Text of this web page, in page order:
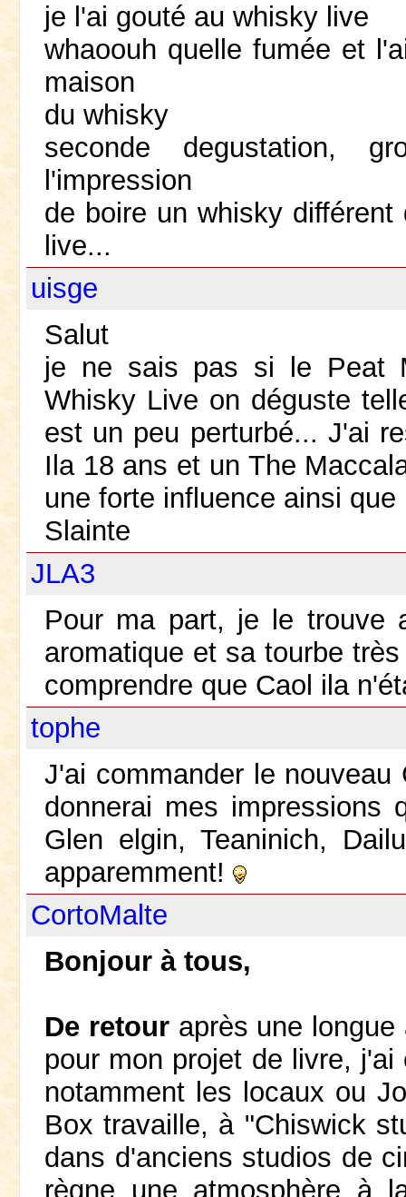
je l'ai gouté au whisky live
whaoouh quelle fumée et
maison
du whisky
seconde degustation,
l'impression
de boire un whisky
live...
uisge
Salut
je ne sais pas si le Peat
Whisky Live on déguste
est un peu perturbé... J'ai
Ila 18 ans et un The
une forte influence ainsi
Slainte
JLA3
Pour ma part, je le trouve
aromatique et sa tourbe
comprendre que Caol ila
tophe
J'ai commander le
donnerai mes impressions
Glen elgin, Teaninich,
apparemment!
CortoMalte
Bonjour à tous,
De retouraprès une longue
pour mon projet de livre,
notamment les locaux ou
Box travaille, à "Chiswick
dans d'anciens studios de
règne une atmosphère à